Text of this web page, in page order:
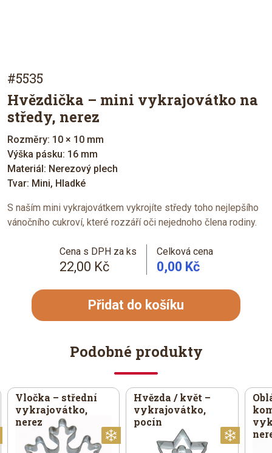
#5535
Hvězdička – mini vykrajovátko na
středy, nerez
Rozměry: 10 × 10 mm
Výška pásku: 16 mm
Materiál: Nerezový plech
Tvar: Mini, Hladké
S naším mini vykrajovátkem vykrojíte středy toho nejlepšího
vánočního cukroví, které rozzáří oči nejednoho člena rodiny.
Cena s DPH za ks
22,00 Kč
Celková cena
0,00 Kč
Přidat do košíku
Podobné produkty
Vločka – střední
vykrajovátko,
nerez
Hvězda / květ –
vykrajovátko,
pocín
Vánoční